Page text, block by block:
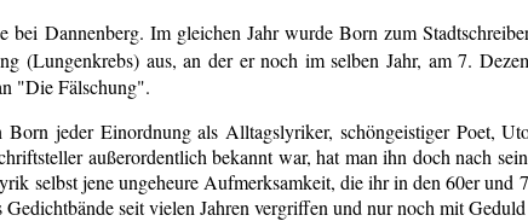
bei Dannenberg. Im gleichen Jahr wurde Born zum
(Lungenkrebs) aus, an der er noch im selben Jahr, am 7.
"Die Fälschung".
Born jeder Einordnung als Alltagslyriker, schöngeistiger Poet,
außerordentlich bekannt war, hat man ihn doch nach
selbst jene ungeheure Aufmerksamkeit, die ihr in den 60er und
seit vielen Jahren vergriffen und nur noch mit